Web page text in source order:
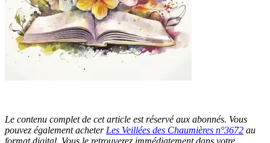
Le contenu complet de cet article est réservé aux abonnés. Vous
pouvez également acheter Les Veillées des Chaumières n°3672 au
format digital. Vous le retrouverez immédiatement dans votre